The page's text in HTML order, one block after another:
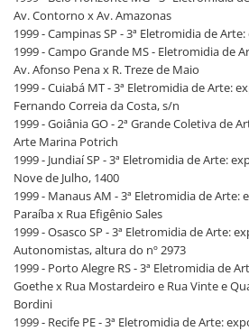
Av. Contorno x Av. Amazonas
1999 - Campinas SP - 3ª Eletromidia de
1999 - Campo Grande MS - Eletromidia de
Av. Afonso Pena x R. Treze de Maio
1999 - Cuiabá MT - 3ª Eletromidia de Arte:
Fernando Correia da Costa, s/n
1999 - Goiânia GO - 2ª Grande Coletiva de
Arte Marina Potrich
1999 - Jundiaí SP - 3ª Eletromidia de Arte:
Nove de Julho, 1400
1999 - Manaus AM - 3ª Eletromidia de Arte:
Paraíba x Rua Efigênio Sales
1999 - Osasco SP - 3ª Eletromidia de Arte:
Autonomistas, altura do nº 2973
1999 - Porto Alegre RS - 3ª Eletromidia de
Goethe x Rua Mostardeiro e Rua Vinte e
Bordini
1999 - Recife PE - 3ª Eletromidia de Arte: